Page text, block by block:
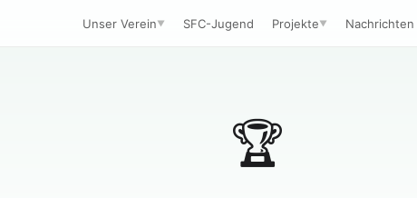
Unser Verein▼ SFC-Jugend Projekte▼ Nachrichten
🏆